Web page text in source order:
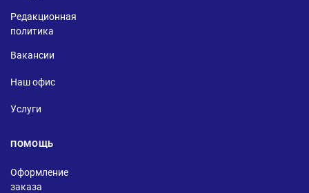
Редакционная
политика
Вакансии
Наш офис
Услуги
ПОМОЩЬ
Оформление
заказа